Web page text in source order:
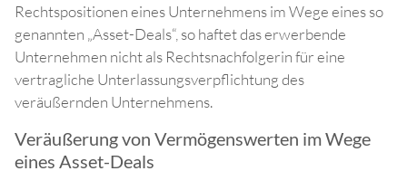
Rechtspositionen eines Unternehmens im Wege eines so
genannten „Asset-Deals“, so haftet das erwerbende
Unternehmen nicht als Rechtsnachfolgerin für eine
vertragliche Unterlassungsverpflichtung des
veräußernden Unternehmens.
Veräußerung von Vermögenswerten im Wege
eines Asset-Deals